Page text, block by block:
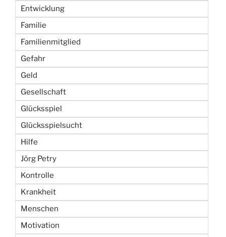
Entwicklung
Familie
Familienmitglied
Gefahr
Geld
Gesellschaft
Glücksspiel
Glücksspielsucht
Hilfe
Jörg Petry
Kontrolle
Krankheit
Menschen
Motivation